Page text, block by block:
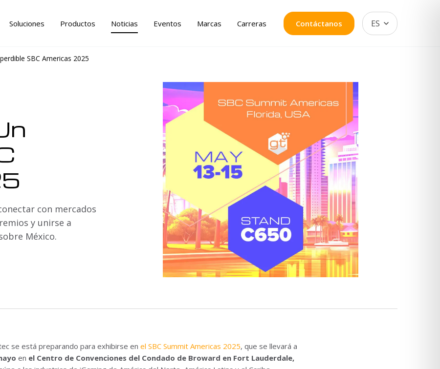
Soluciones Productos Noticias Eventos Marcas Carreras Contáctanos ES
SBC Americas 2025
con mercados
y unirse a
México.
se está preparando para exhibirse en el SBC Summit Americas 2025, que se llevará a
en el Centro de Convenciones del Condado de Broward en Fort Lauderdale,